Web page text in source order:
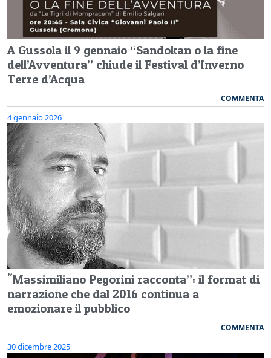
A Gussola il 9 gennaio “Sandokan o la fine
dell’Avventura” chiude il Festival d’Inverno
Terre d’Acqua
COMMENTA
4 gennaio 2026
"Massimiliano Pegorini racconta”: il format di
narrazione che dal 2016 continua a
emozionare il pubblico
COMMENTA
30 dicembre 2025